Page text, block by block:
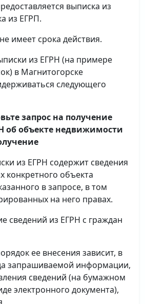
выписка из
из ЕГРП.
имеет срока действия.
из ЕГРН (на примере
в Магнитогорске
следующего
запрос на получение
об объекте недвижимости
из ЕГРН содержит сведения
конкретного объекта
в запросе, в том
на него правах.
сведений из ЕГРН с граждан
ее внесения зависит, в
запрашиваемой информации,
сведений (на бумажном
электронного документа),